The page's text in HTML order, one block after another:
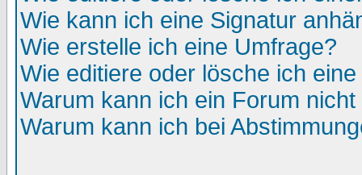
Wie kann ich eine Signatur
Wie erstelle ich eine Umfrage?
Wie editiere oder lösche ich
Warum kann ich ein Forum
Warum kann ich bei